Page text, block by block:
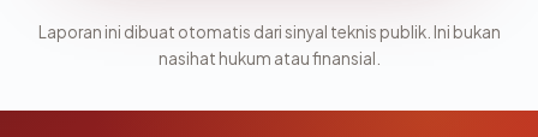
Laporan ini dibuat otomatis dari sinyal teknis publik. Ini bukan
nasihat hukum atau finansial.